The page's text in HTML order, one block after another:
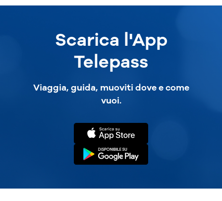
Scarica l'App
Telepass
Viaggia, guida, muoviti dove e come
vuoi.